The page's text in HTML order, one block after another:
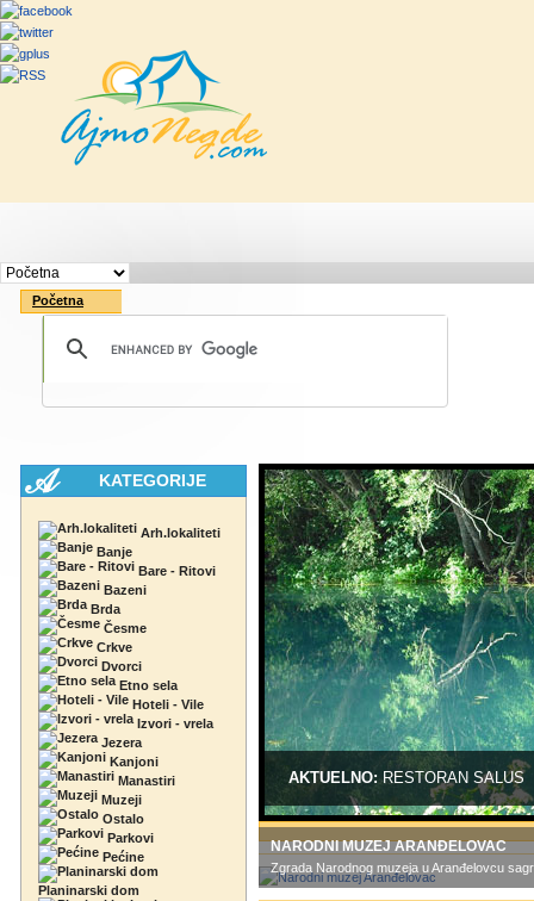
Početna
KATEGORIJE
Arh.lokaliteti
Banje
Bare - Ritovi
Bazeni
Brda
Česme
Crkve
Dvorci
Etno sela
Hoteli - Vile
Izvori - vrela
Jezera
Kanjoni
Manastiri
Muzeji
Ostalo
Parkovi
Pećine
Planinarski dom
AKTUELNO:RESTORAN SALUS
NARODNI MUZEJ ARANĐELOVAC
Zgrada Narodnog muzeja u Aranđelovcu